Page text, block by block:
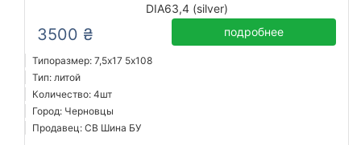
DIA63,4 (silver)
3500 ₴ подробнее
Типоразмер: 7,5x17 5х108
Тип: литой
Количество: 4шт
Город: Черновцы
Продавец: СВ Шина БУ